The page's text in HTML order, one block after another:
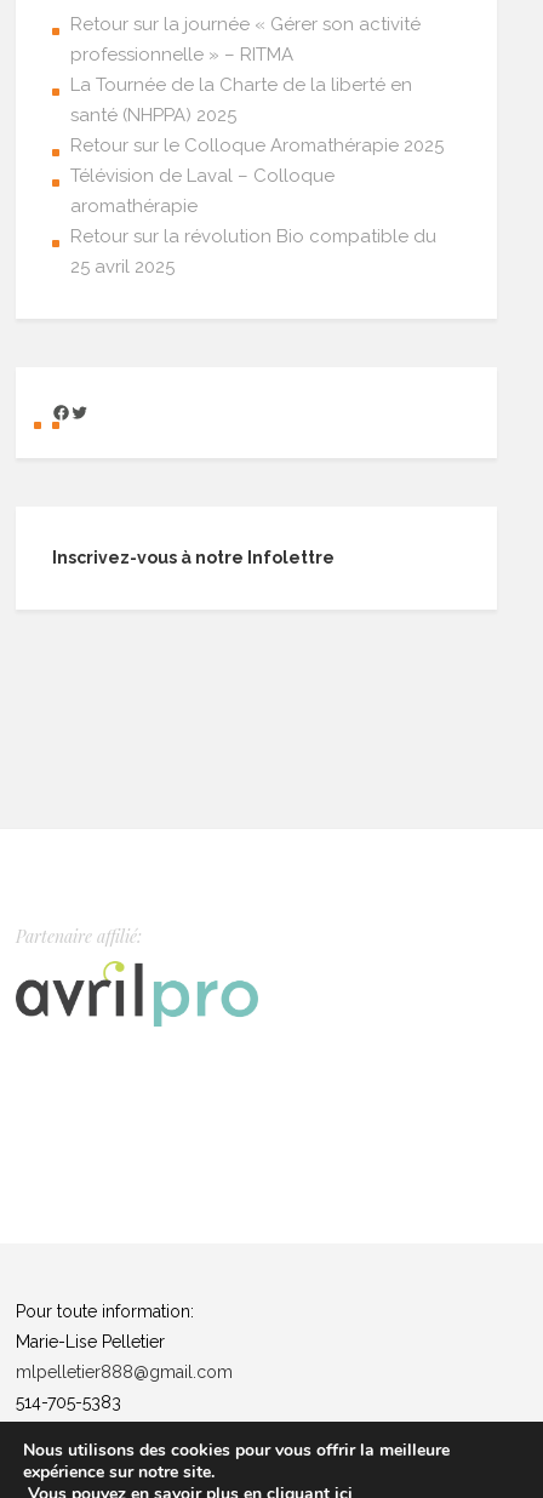
Retour sur la journée « Gérer son activité
professionnelle » – RITMA
La Tournée de la Charte de la liberté en
santé (NHPPA) 2025
Retour sur le Colloque Aromathérapie 2025
Télévision de Laval – Colloque
aromathérapie
Retour sur la révolution Bio compatible du
25 avril 2025
Inscrivez-vous à notre Infolettre
Partenaire affilié:
Pour toute information:
Marie-Lise Pelletier
mlpelletier888@gmail.com
514-705-5383
“Tous ensemble pour la santé”
Nous utilisons des cookies pour vous offrir la meilleure
expérience sur notre site.